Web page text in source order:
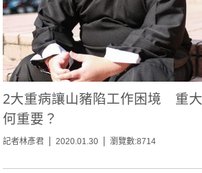
2大重病讓山豬陷工作困境 重
何重要？
記者林彥君 2020.01.30 瀏覽數:8714